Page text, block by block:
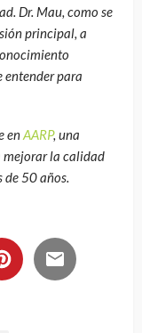
Dr. Mau, como se
principal, a
entender para
enAARP, una
mejorar la calidad
de 50 años.